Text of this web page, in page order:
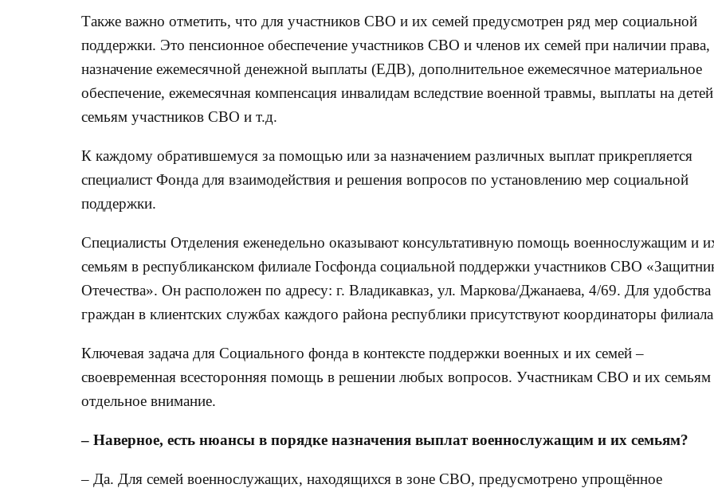
Также важно отметить, что для участников СВО и их семей предусмотрен ряд мер социальной
поддержки. Это пенсионное обеспечение участников СВО и членов их семей при наличии права,
назначение ежемесячной денежной выплаты (ЕДВ), дополнительное ежемесячное материальное
обеспечение, ежемесячная компенсация инвалидам вследствие военной травмы, выплаты на детей
семьям участников СВО и т.д.
К каждому обратившемуся за помощью или за назначением различных выплат прикрепляется
специалист Фонда для взаимодействия и решения вопросов по установлению мер социальной
поддержки.
Специалисты Отделения еженедельно оказывают консультативную помощь военнослужащим и
семьям в республиканском филиале Госфонда социальной поддержки участников СВО
Отечества». Он расположен по адресу: г. Владикавказ, ул. Маркова/Джанаева, 4/69. Для удобства
граждан в клиентских службах каждого района республики присутствуют координаторы
Ключевая задача для Социального фонда в контексте поддержки военных и их семей –
своевременная всесторонняя помощь в решении любых вопросов. Участникам СВО и их семьям
отдельное внимание.
– Наверное, есть нюансы в порядке назначения выплат военнослужащим и их семьям?
– Да. Для семей военнослужащих, находящихся в зоне СВО, предусмотрено упрощённое